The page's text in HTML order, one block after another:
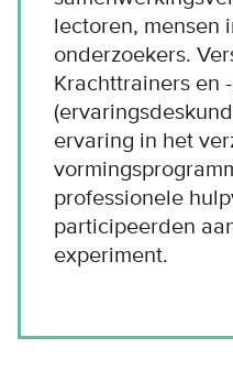
lectoren, mensen
onderzoekers.
Krachttrainers en
ervaring in het
professionele
participeerden
experiment.